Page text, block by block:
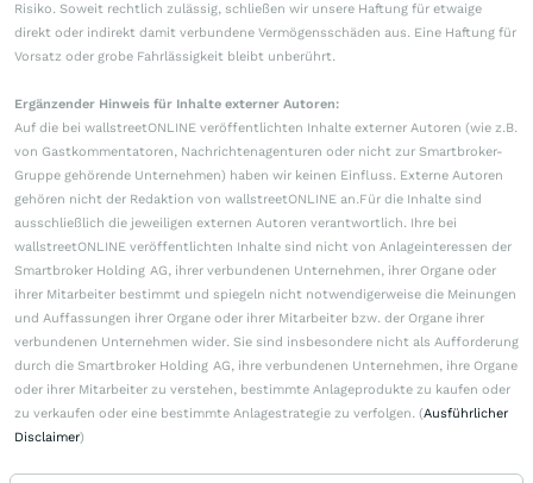
Risiko. Soweit rechtlich zulässig, schließen wir unsere Haftung für etwaige
direkt oder indirekt damit verbundene Vermögensschäden aus. Eine Haftung für
Vorsatz oder grobe Fahrlässigkeit bleibt unberührt.
Ergänzender Hinweis für Inhalte externer Autoren:
Auf die bei wallstreetONLINE veröffentlichten Inhalte externer Autoren (wie z.B.
von Gastkommentatoren, Nachrichtenagenturen oder nicht zur Smartbroker-
Gruppe gehörende Unternehmen) haben wir keinen Einfluss. Externe Autoren
gehören nicht der Redaktion von wallstreetONLINE an.Für die Inhalte sind
ausschließlich die jeweiligen externen Autoren verantwortlich. Ihre bei
wallstreetONLINE veröffentlichten Inhalte sind nicht von Anlageinteressen der
Smartbroker Holding AG, ihrer verbundenen Unternehmen, ihrer Organe oder
ihrer Mitarbeiter bestimmt und spiegeln nicht notwendigerweise die Meinungen
und Auffassungen ihrer Organe oder ihrer Mitarbeiter bzw. der Organe ihrer
verbundenen Unternehmen wider. Sie sind insbesondere nicht als Aufforderung
durch die Smartbroker Holding AG, ihre verbundenen Unternehmen, ihre Organe
oder ihrer Mitarbeiter zu verstehen, bestimmte Anlageprodukte zu kaufen oder
zu verkaufen oder eine bestimmte Anlagestrategie zu verfolgen. (Ausführlicher
Disclaimer)